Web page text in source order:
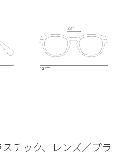
チック、レンズ／プラ